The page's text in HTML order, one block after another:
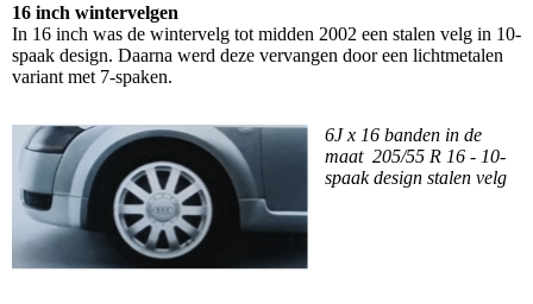
16 inch wintervelgen
In 16 inch was de wintervelg tot midden 2002 een stalen velg in 10-
spaak design. Daarna werd deze vervangen door een lichtmetalen
variant met 7-spaken.
6J x 16 banden in de
maat 205/55 R 16 - 10-
spaak design stalen velg